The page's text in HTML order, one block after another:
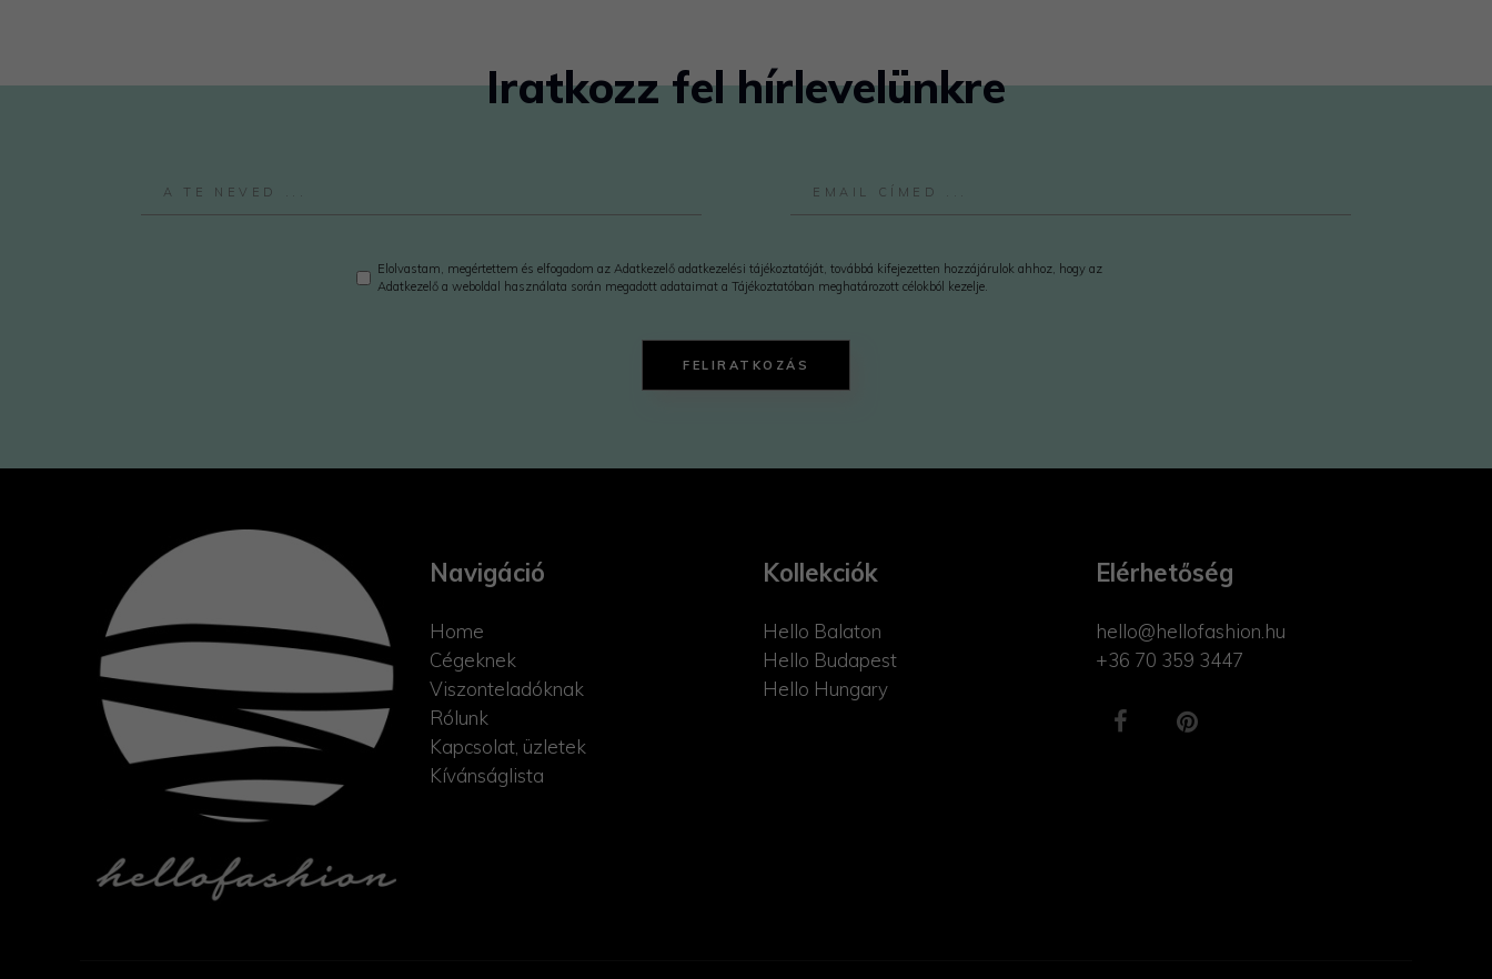
Iratkozz fel hírlevelünkre
Elolvastam, megértettem és elfogadom az Adatkezelő adatkezelési tájékoztatóját, továbbá kifejezetten hozzájárulok ahhoz, hogy az
Adatkezelő a weboldal használata során megadott adataimat a Tájékoztatóban meghatározott célokból kezelje.
FELIRATKOZÁS
Navigáció
Home
Cégeknek
Viszonteladóknak
Rólunk
Kapcsolat, üzletek
Kívánságlista
Kollekciók
Hello Balaton
Hello Budapest
Hello Hungary
Elérhetőség
hello@hellofashion.hu
+36 70 359 3447